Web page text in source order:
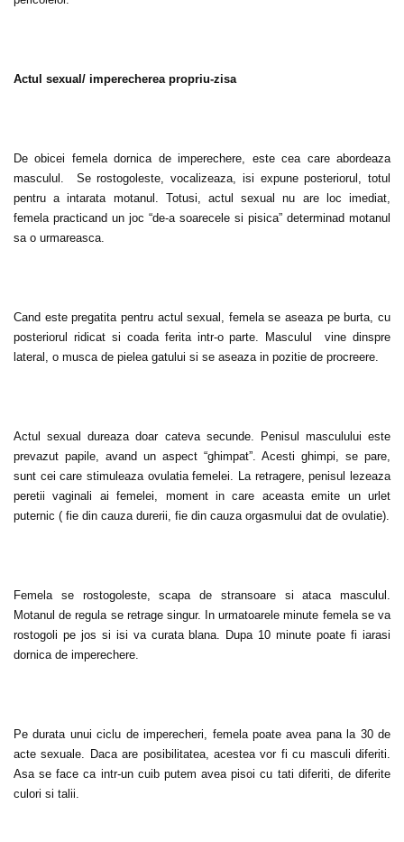
Actul sexual/ imperecherea propriu-zisa
De obicei femela dornica de imperechere, este cea care abordeaza
masculul. Se rostogoleste, vocalizeaza, isi expune posteriorul, totul
pentru a intarata motanul. Totusi, actul sexual nu are loc imediat,
femela practicand un joc “de-a soarecele si pisica” determinad motanul
sa o urmareasca.
Cand este pregatita pentru actul sexual, femela se aseaza pe burta, cu
posteriorul ridicat si coada ferita intr-o parte. Masculul vine dinspre
lateral, o musca de pielea gatului si se aseaza in pozitie de procreere.
Actul sexual dureaza doar cateva secunde. Penisul masculului este
prevazut papile, avand un aspect “ghimpat”. Acesti ghimpi, se pare,
sunt cei care stimuleaza ovulatia femelei. La retragere, penisul lezeaza
peretii vaginali ai femelei, moment in care aceasta emite un urlet
puternic ( fie din cauza durerii, fie din cauza orgasmului dat de ovulatie).
Femela se rostogoleste, scapa de stransoare si ataca masculul.
Motanul de regula se retrage singur. In urmatoarele minute femela se va
rostogoli pe jos si isi va curata blana. Dupa 10 minute poate fi iarasi
dornica de imperechere.
Pe durata unui ciclu de imperecheri, femela poate avea pana la 30 de
acte sexuale. Daca are posibilitatea, acestea vor fi cu masculi diferiti.
Asa se face ca intr-un cuib putem avea pisoi cu tati diferiti, de diferite
culori si talii.